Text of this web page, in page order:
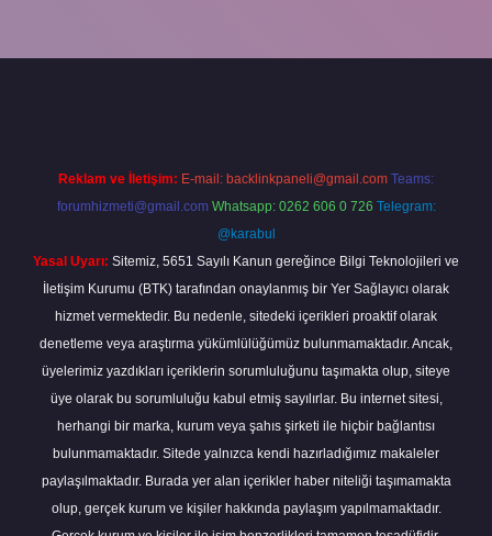
Reklam ve İletişim: E-mail: backlinkpaneli@gmail.com Teams:
forumhizmeti@gmail.com Whatsapp: 0262 606 0 726 Telegram:
@karabul
Yasal Uyarı: Sitemiz, 5651 Sayılı Kanun gereğince Bilgi Teknolojileri ve
İletişim Kurumu (BTK) tarafından onaylanmış bir Yer Sağlayıcı olarak
hizmet vermektedir. Bu nedenle, sitedeki içerikleri proaktif olarak
denetleme veya araştırma yükümlülüğümüz bulunmamaktadır. Ancak,
üyelerimiz yazdıkları içeriklerin sorumluluğunu taşımakta olup, siteye
üye olarak bu sorumluluğu kabul etmiş sayılırlar. Bu internet sitesi,
herhangi bir marka, kurum veya şahıs şirketi ile hiçbir bağlantısı
bulunmamaktadır. Sitede yalnızca kendi hazırladığımız makaleler
paylaşılmaktadır. Burada yer alan içerikler haber niteliği taşımamakta
olup, gerçek kurum ve kişiler hakkında paylaşım yapılmamaktadır.